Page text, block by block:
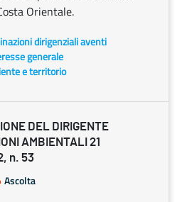
Orientale.
dirigenziali aventi
generale
e territorio
DEL DIRIGENTE
AMBIENTALI 21
n. 53
Ascolta